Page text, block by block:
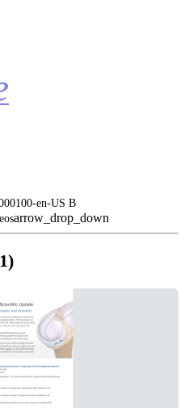
en-US B
arrow_drop_down